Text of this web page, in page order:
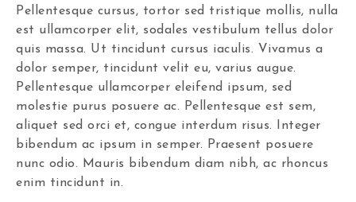
Pellentesque cursus, tortor sed tristique mollis, nulla
est ullamcorper elit, sodales vestibulum tellus dolor
quis massa. Ut tincidunt cursus iaculis. Vivamus a
dolor semper, tincidunt velit eu, varius augue.
Pellentesque ullamcorper eleifend ipsum, sed
molestie purus posuere ac. Pellentesque est sem,
aliquet sed orci et, congue interdum risus. Integer
bibendum ac ipsum in semper. Praesent posuere
nunc odio. Mauris bibendum diam nibh, ac rhoncus
enim tincidunt in.